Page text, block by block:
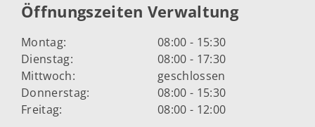
Öffnungszeiten Verwaltung
Montag:
08:00 - 15:30
Dienstag:
08:00 - 17:30
Mittwoch:
geschlossen
Donnerstag:
08:00 - 15:30
Freitag:
08:00 - 12:00